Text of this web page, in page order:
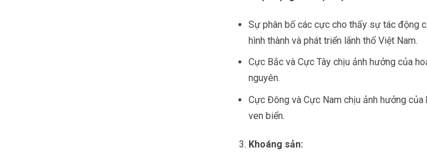
Sự phân bố các cực cho thấy sự tác động
hình thành và phát triển lãnh thổ Việt Nam.
Cực Bắc và Cực Tây chịu ảnh hưởng của
nguyên.
Cực Đông và Cực Nam chịu ảnh hưởng
ven biển.
Khoáng sản: